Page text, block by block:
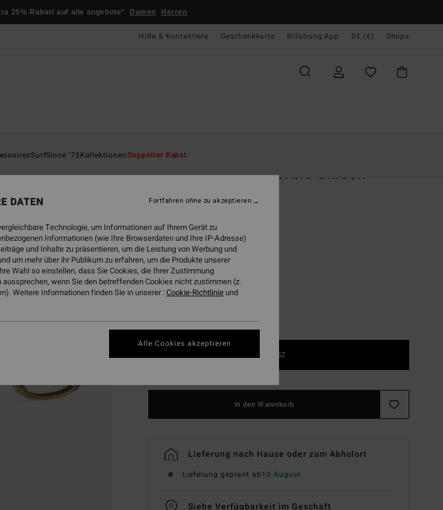
25% Rabatt auf alle angebote* Damen Herren
Hilfe & Kontaktiere Geschenkkarte Billabong App DE (€) Shops
SurfSince '73KollektionenDoppelter Rabat
Episode - Sonnenbrille Unisex
100,00 €
FarbeOlive Trt/olive Grad
1SZ
In den Warenkorb
Lieferung nach Hause oder zum Abholort
Lieferung geplant ab10 August
Siehe Verfügbarkeit im Geschäft
DATEN
Technologie, um Informationen auf Ihrem Gerät zu
Informationen (wie Ihre Browserdaten und Ihre IP-Adresse)
und Inhalte zu präsentieren, um die Leistung von Werbung und
um mehr über ihr Publikum zu erfahren, um die Produkte unserer
Wahl so einstellen, dass Sie Cookies, die Ihrer Zustimmung
wenn Sie den betreffenden Cookies nicht zustimmen (z.
Weitere Informationen finden Sie in unserer :Cookie-Richtlinie und
Fortfahren ohne zu akzeptieren
Alle Cookies akzeptieren